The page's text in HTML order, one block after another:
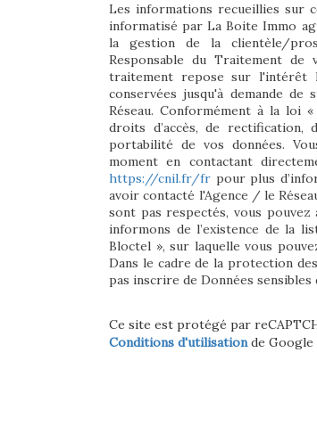
Les informations recueillies sur
informatisé par La Boite Immo
la gestion de la clientèle/
Responsable du Traitement de
traitement repose sur l'intérêt
conservées jusqu'à demande
Réseau. Conformément à la loi
droits d’accès, de rectification,
portabilité de vos données.
moment en contactant
https://cnil.fr/fr pour plus
avoir contacté l'Agence / le
sont pas respectés, vous
informons de l’existence de la
Bloctel », sur laquelle vous
Dans le cadre de la protection
pas inscrire de Données sensibles
Ce site est protégé par
Conditions d'utilisationde Google